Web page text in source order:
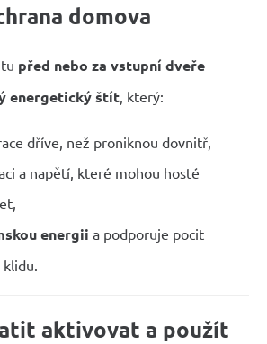
domova
před nebo za vstupní dveře
energetický štít , který:
dříve, než proniknou dovnitř,
a napětí, které mohou hosté
energii a podporuje pocit
aktivovat a použít